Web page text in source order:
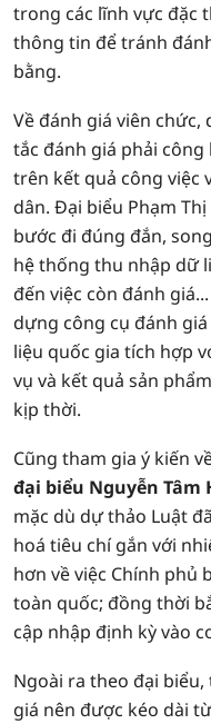
trong các lĩnh vực đặc
thông tin để tránh
bằng.
Về đánh giá viên
tắc đánh giá phải
trên kết quả công việc
dân. Đại biểu Phạm
bước đi đúng đắn,
hệ thống thu nhập dữ
đến việc còn đánh
dựng công cụ đánh
liệu quốc gia tích hợp
vụ và kết quả sản
kịp thời.
Cũng tham gia ý kiến
đại biểu Nguyễn Tâm
mặc dù dự thảo Luật
hoá tiêu chí gắn với
hơn về việc Chính phủ
toàn quốc; đồng thời
cập nhập định kỳ vào
Ngoài ra theo đại
giá nên được kéo dài